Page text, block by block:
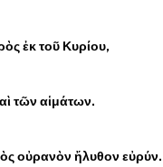
ἐκ τοῦ Κυρίου,
τῶν αἱμάτων.
οὐρανὸν ἤλυθον εὐρύν.